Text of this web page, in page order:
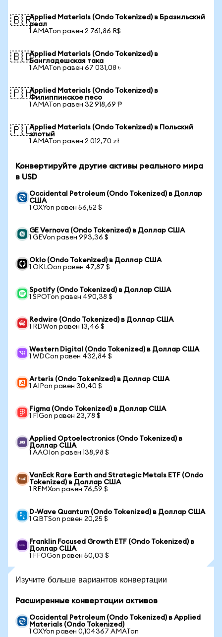
🇧🇷Applied Materials (Ondo Tokenized) в Бразильский
реал
1 AMATon равен 2 761,86 R$
🇧🇩Applied Materials (Ondo Tokenized) в
Бангладешская така
1 AMATon равен 67 031,08 ৳
🇵🇭Applied Materials (Ondo Tokenized) в
Филиппинское песо
1 AMATon равен 32 918,69 ₱
🇵🇱Applied Materials (Ondo Tokenized) в Польский
злотый
1 AMATon равен 2 012,70 zł
Конвертируйте другие активы реального мира
в USD
Occidental Petroleum (Ondo Tokenized) в Доллар
США
1 OXYon равен 56,52 $
GE Vernova (Ondo Tokenized) в Доллар США
1 GEVon равен 993,36 $
Oklo (Ondo Tokenized) в Доллар США
1 OKLOon равен 47,87 $
Spotify (Ondo Tokenized) в Доллар США
1 SPOTon равен 490,38 $
Redwire (Ondo Tokenized) в Доллар США
1 RDWon равен 13,46 $
Western Digital (Ondo Tokenized) в Доллар США
1 WDCon равен 432,84 $
Arteris (Ondo Tokenized) в Доллар США
1 AIPon равен 30,40 $
Figma (Ondo Tokenized) в Доллар США
1 FIGon равен 23,78 $
Applied Optoelectronics (Ondo Tokenized) в
Доллар США
1 AAOIon равен 138,98 $
VanEck Rare Earth and Strategic Metals ETF (Ondo
Tokenized) в Доллар США
1 REMXon равен 76,59 $
D-Wave Quantum (Ondo Tokenized) в Доллар США
1 QBTSon равен 20,25 $
Franklin Focused Growth ETF (Ondo Tokenized) в
Доллар США
1 FFOGon равен 50,03 $
Изучите больше вариантов конвертации
Расширенные конвертации активов
Occidental Petroleum (Ondo Tokenized) в Applied
Materials (Ondo Tokenized)
1 OXYon равен 0,104367 AMATon